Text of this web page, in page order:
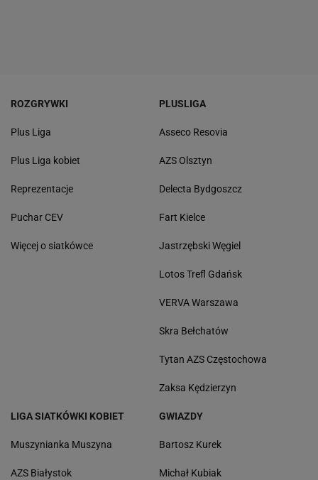
ROZGRYWKI
Plus Liga
Plus Liga kobiet
Reprezentacje
Puchar CEV
Więcej o siatkówce
PLUSLIGA
Asseco Resovia
AZS Olsztyn
Delecta Bydgoszcz
Fart Kielce
Jastrzębski Węgiel
Lotos Trefl Gdańsk
VERVA Warszawa
Skra Bełchatów
Tytan AZS Częstochowa
Zaksa Kędzierzyn
LIGA SIATKÓWKI KOBIET
Muszynianka Muszyna
AZS Białystok
GWIAZDY
Bartosz Kurek
Michał Kubiak